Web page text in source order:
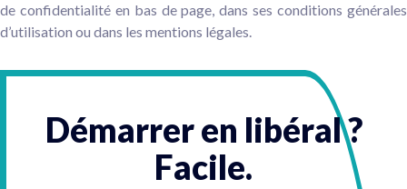
de confidentialité en bas de page, dans ses conditions générales
d’utilisation ou dans les mentions légales.
Démarrer en libéral ?
Facile.